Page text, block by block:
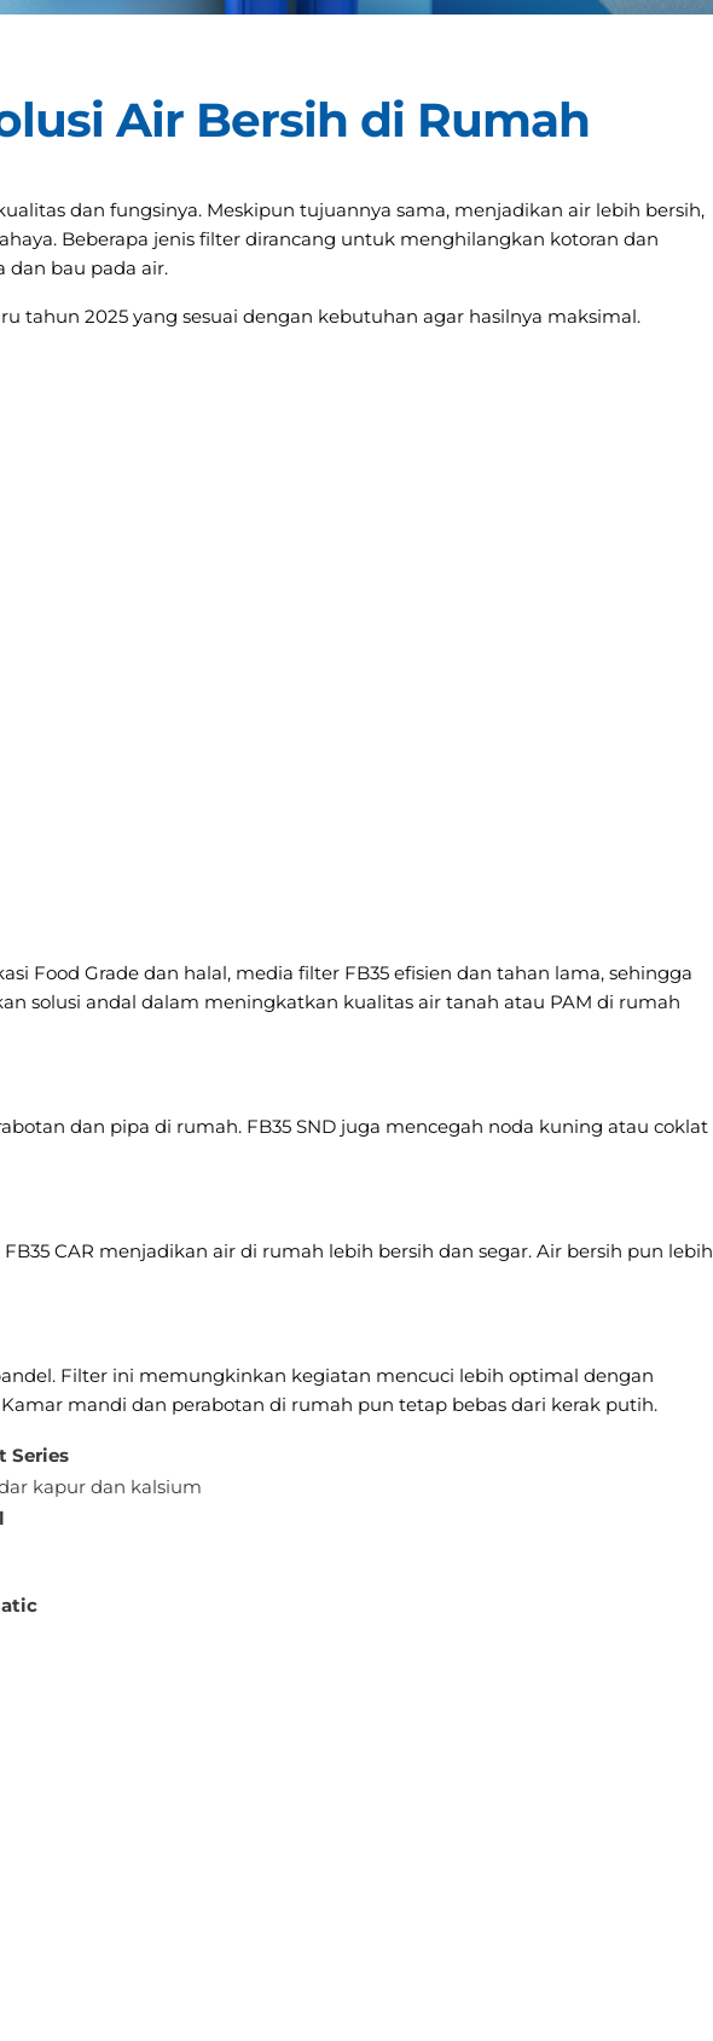
Air Bersih di Rumah
dan fungsinya. Meskipun tujuannya sama, menjadikan air lebih bersih,
Beberapa jenis filter dirancang untuk menghilangkan kotoran dan
dan bau pada air.
tahun 2025 yang sesuai dengan kebutuhan agar hasilnya maksimal.
Food Grade dan halal, media filter FB35 efisien dan tahan lama, sehingga
solusi andal dalam meningkatkan kualitas air tanah atau PAM di rumah
dan pipa di rumah. FB35 SND juga mencegah noda kuning atau coklat
CAR menjadikan air di rumah lebih bersih dan segar. Air bersih pun lebih
Filter ini memungkinkan kegiatan mencuci lebih optimal dengan
mandi dan perabotan di rumah pun tetap bebas dari kerak putih.
Series
kapur dan kalsium